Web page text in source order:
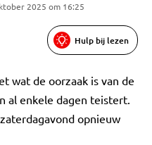
2025 om 16:25
Hulp bij lezen
wat de oorzaak is van de
al enkele dagen teistert.
opnieuw